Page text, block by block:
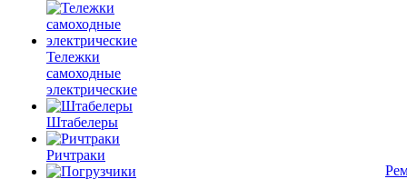
Тележки
самоходные
электрические
Штабелеры
Ричтраки